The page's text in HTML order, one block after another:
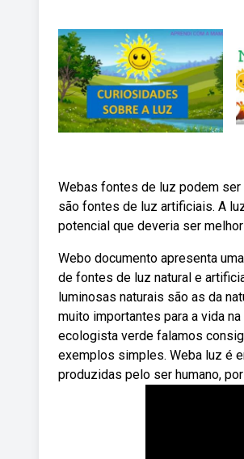
Webas fontes de luz podem ser
são fontes de luz artificiais. A
potencial que deveria ser
Webo documento apresenta
de fontes de luz natural e
luminosas naturais são as da
muito importantes para a vida
ecologista verde falamos
exemplos simples. Weba luz é
produzidas pelo ser humano,